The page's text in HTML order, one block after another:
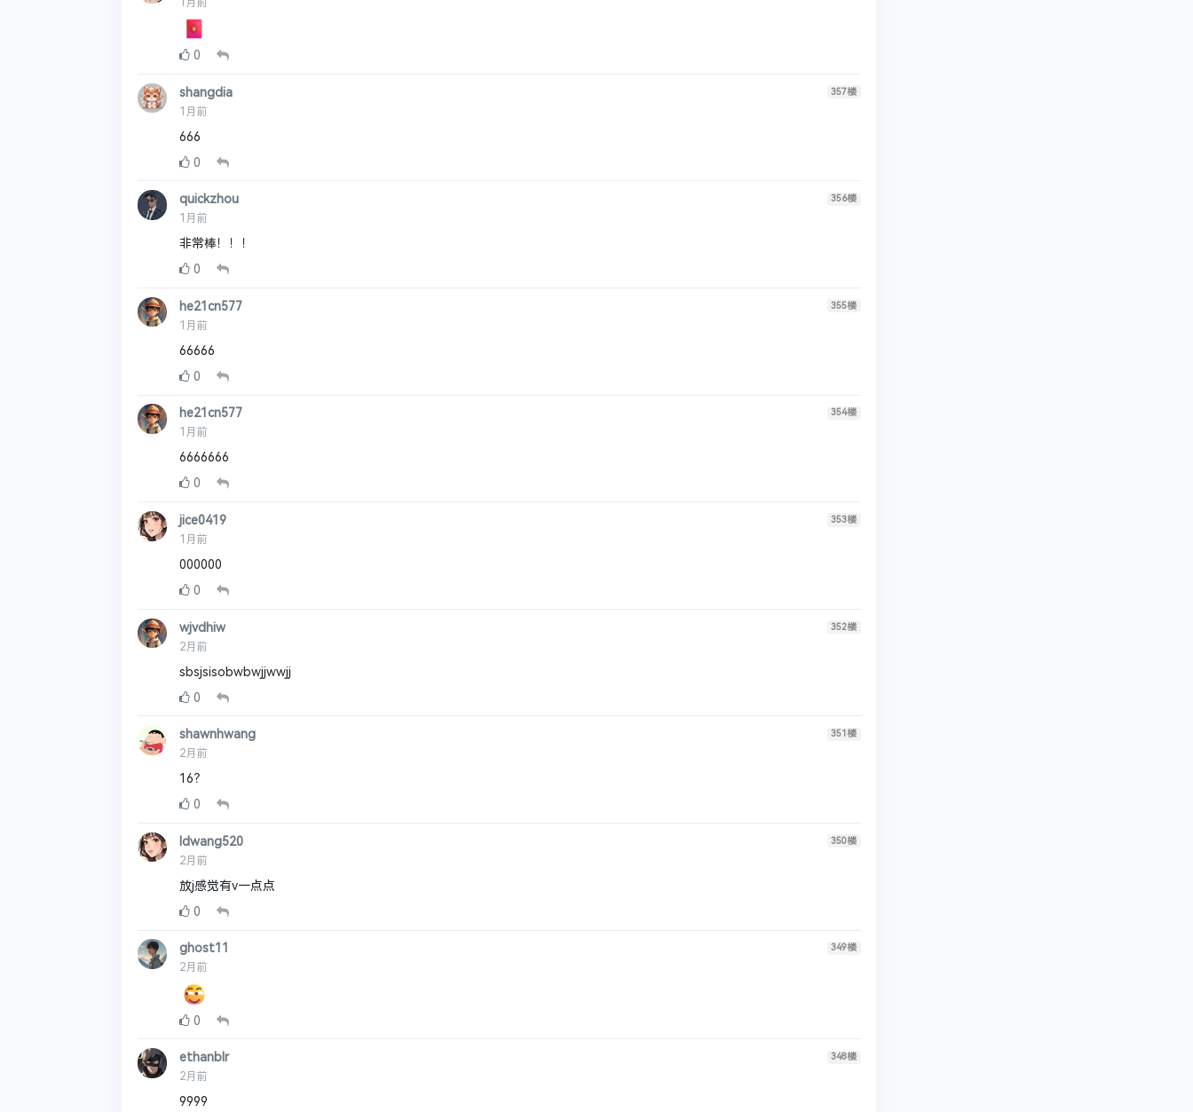
0
shangdia
1月前
357楼
666
0
quickzhou
1月前
356楼
非常棒！！！
0
he21cn577
1月前
355楼
66666
0
he21cn577
1月前
354楼
6666666
0
jice0419
1月前
353楼
000000
0
wjvdhiw
2月前
352楼
sbsjsisobwbwjjwwjj
0
shawnhwang
2月前
351楼
16？
0
Idwang520
2月前
350楼
放j感觉有v一点点
0
ghost11
2月前
349楼
0
ethanblr
2月前
348楼
9999